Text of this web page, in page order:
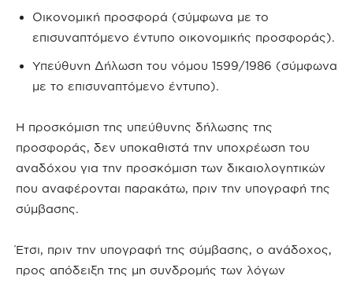
Οικονομική προσφορά (σύμφωνα με το
επισυναπτόμενο έντυπο οικονομικής προσφοράς).
Υπεύθυνη Δήλωση του νόμου 1599/1986 (σύμφωνα
με το επισυναπτόμενο έντυπο).
Η προσκόμιση της υπεύθυνης δήλωσης της
προσφοράς, δεν υποκαθιστά την υποχρέωση του
αναδόχου για την προσκόμιση των δικαιολογητικών
που αναφέρονται παρακάτω, πριν την υπογραφή της
σύμβασης.
Έτσι, πριν την υπογραφή της σύμβασης, ο ανάδοχος,
προς απόδειξη της μη συνδρομής των λόγων